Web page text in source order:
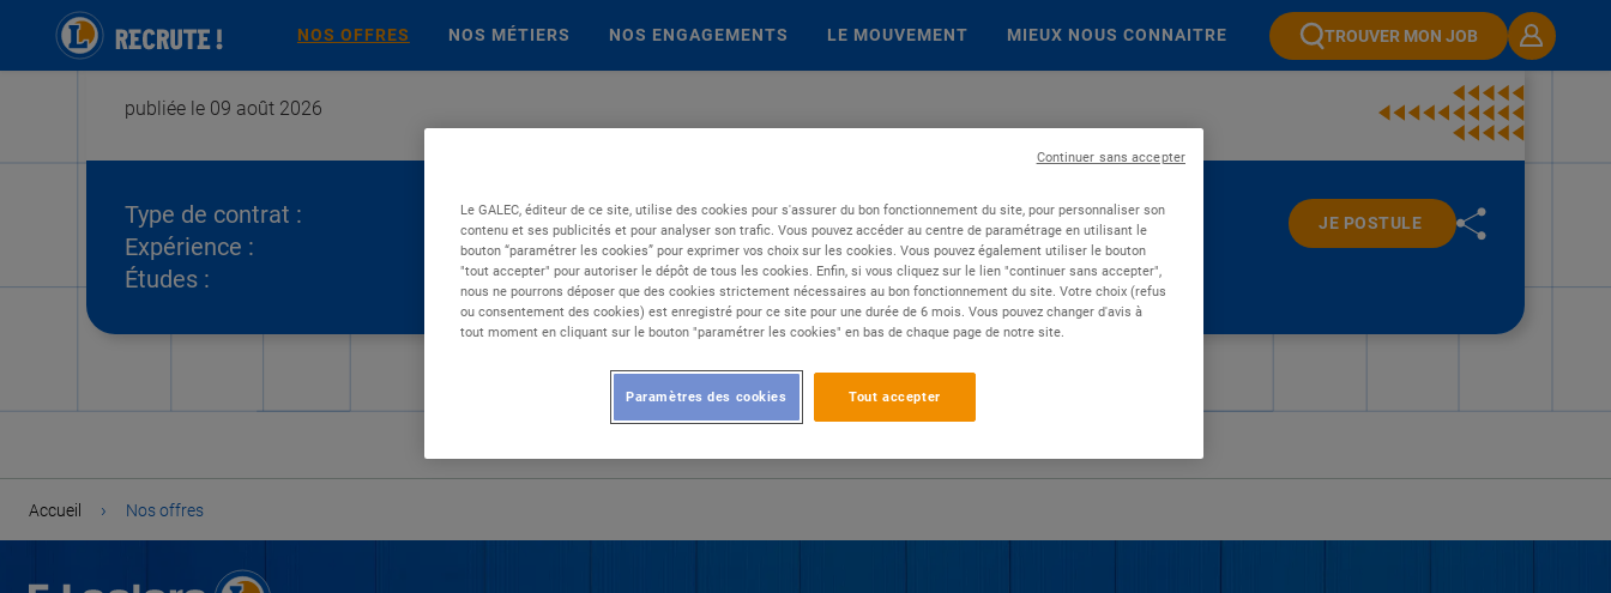
NOS OFFRES NOS MÉTIERS NOS ENGAGEMENTS LE MOUVEMENT MIEUX NOUS CONNAITRE TROUVER MON JOB
publiée le 09 août 2026
Type de contrat :
Expérience :
Études :
JE POSTULE
Accueil › Nos offres
Le GALEC, éditeur de ce site, utilise des cookies pour s'assurer du bon fonctionnement du site, pour personnaliser son
contenu et ses publicités et pour analyser son trafic. Vous pouvez accéder au centre de paramétrage en utilisant le
bouton “paramétrer les cookies” pour exprimer vos choix sur les cookies. Vous pouvez également utiliser le bouton
"tout accepter" pour autoriser le dépôt de tous les cookies. Enfin, si vous cliquez sur le lien "continuer sans accepter",
nous ne pourrons déposer que des cookies strictement nécessaires au bon fonctionnement du site. Votre choix (refus
ou consentement des cookies) est enregistré pour ce site pour une durée de 6 mois. Vous pouvez changer d'avis à
tout moment en cliquant sur le bouton "paramétrer les cookies" en bas de chaque page de notre site.
Tout accepter
Paramètres des cookies
Continuer sans accepter